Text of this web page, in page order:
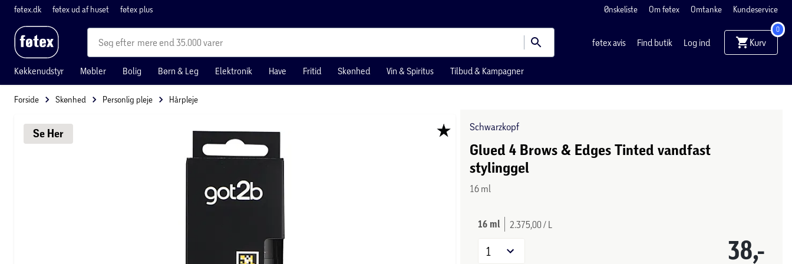
føtex.dk føtex ud af huset føtex plus Ønskeliste Om føtex Omtanke Kundeservice
mere end 35.000 varer føtex avis Find butik Log ind Kurv
0
Køkkenudstyr Møbler Bolig Børn & Leg Elektronik Have Fritid Skønhed Vin & Spiritus Tilbud & Kampagner
Forside Skønhed Personlig pleje Hårpleje
Se Her
Schwarzkopf
Glued 4 Brows & Edges Tinted vandfast
stylinggel
16 ml
16 ml 2.375,00 / L
38,-
1